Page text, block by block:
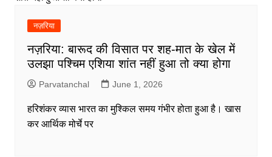
नज़रिया
नज़रिया: बारूद की विसात पर शह-मात के खेल में
उलझा पश्चिम एशिया शांत नहीं हुआ तो क्या होगा
Parvatanchal June 1, 2026
हरिशंकर व्यास भारत का मुश्किल समय गंभीर होता हुआ है। खास
कर आर्थिक मोर्चे पर